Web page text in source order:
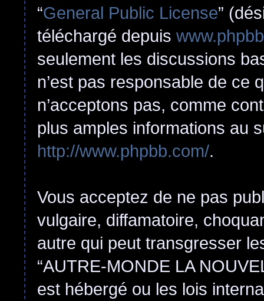
“General Public License”
téléchargé depuis
seulement les discussions
n’est pas responsable de ce
n’acceptons pas, comme
plus amples informations au
http://www.phpbb.com/.
Vous acceptez de ne pas
vulgaire, diffamatoire,
autre qui peut transgresser
“AUTRE-MONDE LA
est hébergé ou les lois